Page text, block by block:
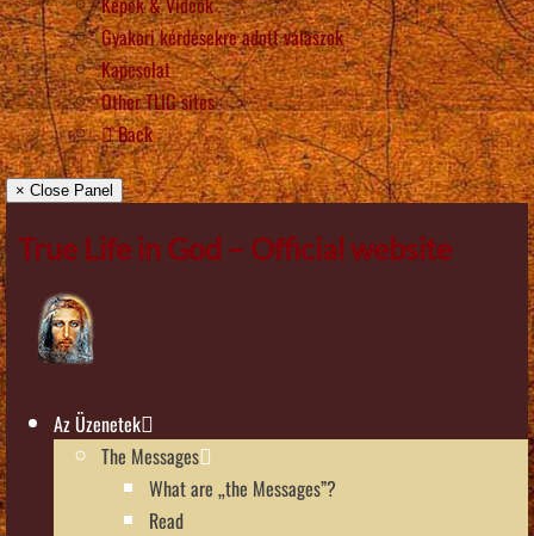
Gyakori kérdésekre adott válaszok
Kapcsolat
Other TLIG sites
Back
× Close Panel
True Life in God – Official website
Az Üzenetek
The Messages
What are „the Messages”?
Read